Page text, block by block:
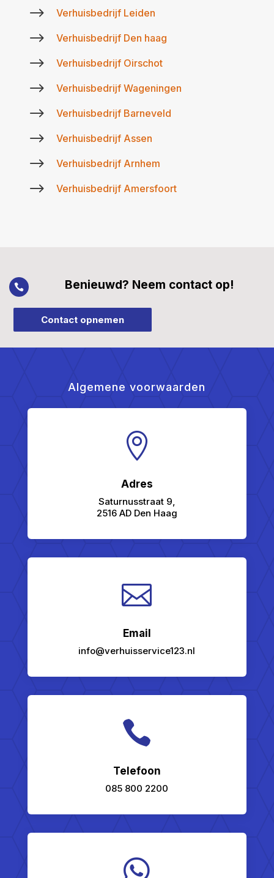
$ Verhuisbedrijf Leiden
$ Verhuisbedrijf Den haag
$ Verhuisbedrijf Oirschot
$ Verhuisbedrijf Wageningen
$ Verhuisbedrijf Barneveld
$ Verhuisbedrijf Assen
$ Verhuisbedrijf Arnhem
$ Verhuisbedrijf Amersfoort
 Benieuwd? Neem contact op!
Contact opnemen
Algemene voorwaarden

Adres
Saturnusstraat 9,
2516 AD Den Haag

Email
info@verhuisservice123.nl

Telefoon
085 800 2200
